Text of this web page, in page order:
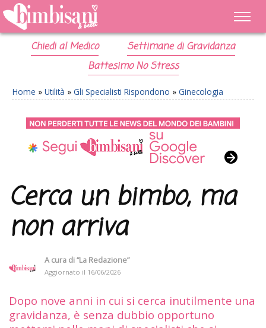
Chiedi al Medico
Settimane di Gravidanza
Battesimo No Stress
Home » Utilità » Gli Specialisti Rispondono » Ginecologia
Cerca un bimbo, ma
non arriva
A cura di“La Redazione”
Aggiornato il 16/06/2026
Dopo nove anni in cui si cerca inutilmente una
gravidanza, è senza dubbio opportuno